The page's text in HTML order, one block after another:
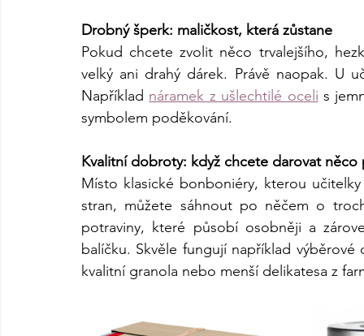
Drobný šperk: maličkost, která zůstane
Pokud chcete zvolit něco trvalejšího,
velký ani drahý dárek. Právě naopak. U
Například náramek z ušlechtilé oceli s
symbolem poděkování.
Kvalitní dobroty: když chcete darovat něco
Místo klasické bonboniéry, kterou
stran, můžete sáhnout po něčem o
potraviny, které působí osobněji a
balíčku. Skvěle fungují například
kvalitní granola nebo menší delikatesa z